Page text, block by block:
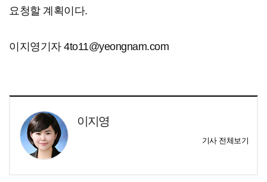
요청할 계획이다.
이지영기자 4to11@yeongnam.com
이지영
기사 전체보기